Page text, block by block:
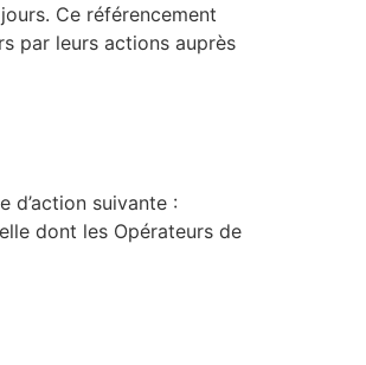
Ce référencement
par leurs actions auprès
d’action suivante :
dont les Opérateurs de